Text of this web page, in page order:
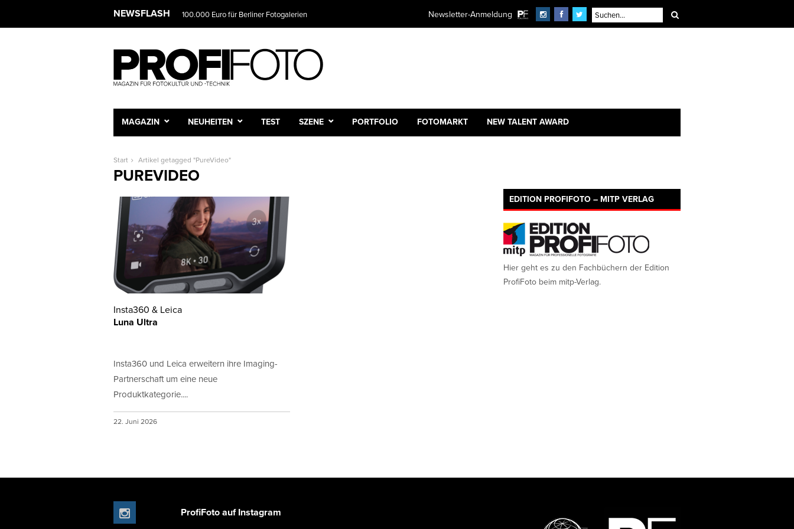
NEWSFLASH 100.000 Euro für Berliner Fotogalerien Newsletter-Anmeldung
MAGAZIN NEUHEITEN TEST SZENE PORTFOLIO FOTOMARKT NEW TALENT AWARD
Start Artikel getagged "PureVideo"
PUREVIDEO
Insta360 & Leica
Luna Ultra
Insta360 und Leica erweitern ihre Imaging-
Partnerschaft um eine neue
Produktkategorie....
22. Juni 2026
EDITION PROFIFOTO – MITP VERLAG
Hier geht es zu den Fachbüchern der Edition
ProfiFoto beim mitp-Verlag.
ProfiFoto auf Instagram